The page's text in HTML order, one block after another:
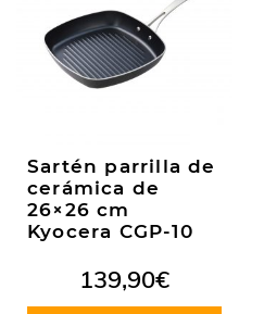
Sartén parrilla de
cerámica de
26×26 cm
Kyocera CGP-10
139,90€